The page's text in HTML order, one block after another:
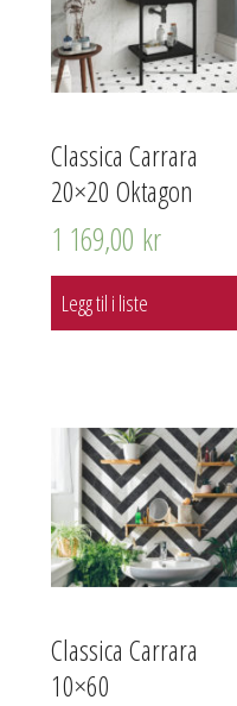
Classica Carrara
20×20 Oktagon
1 169,00 kr
Legg til i liste
Classica Carrara
10×60